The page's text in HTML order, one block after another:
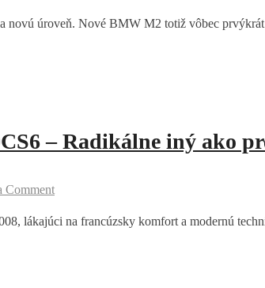
novú úroveň. Nové BMW M2 totiž vôbec
– Radikálne iný ako
Comment
lákajúci na francúzsky komfort a modernú